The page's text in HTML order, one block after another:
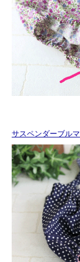
サスペンダーブルマ